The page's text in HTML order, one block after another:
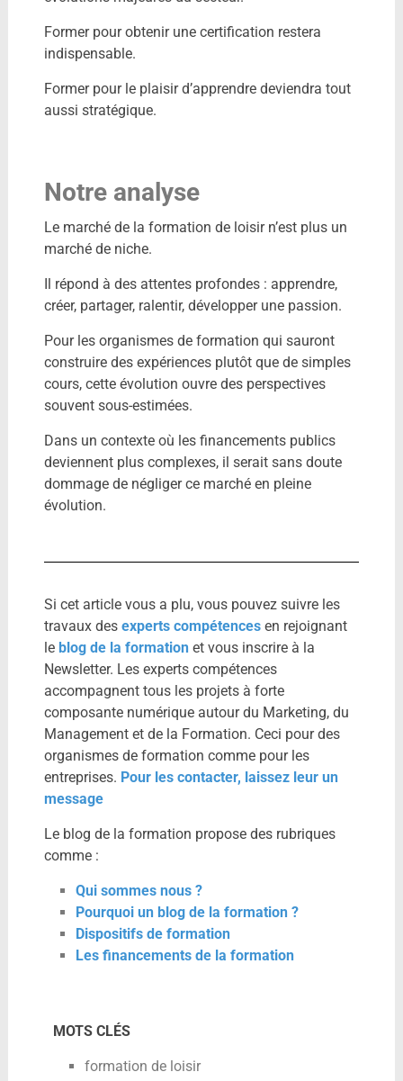
Former pour obtenir une certification restera
indispensable.
Former pour le plaisir d’apprendre deviendra tout
aussi stratégique.
Notre analyse
Le marché de la formation de loisir n’est plus un
marché de niche.
Il répond à des attentes profondes : apprendre,
créer, partager, ralentir, développer une passion.
Pour les organismes de formation qui sauront
construire des expériences plutôt que de simples
cours, cette évolution ouvre des perspectives
souvent sous-estimées.
Dans un contexte où les financements publics
deviennent plus complexes, il serait sans doute
dommage de négliger ce marché en pleine
évolution.
Si cet article vous a plu, vous pouvez suivre les
travaux des experts compétencesen rejoignant
le blog de la formation et vous inscrire à la
Newsletter. Les experts compétences
accompagnent tous les projets à forte
composante numérique autour du Marketing, du
Management et de la Formation. Ceci pour des
organismes de formation comme pour les
entreprises. Pour les contacter, laissez leur un
message
Le blog de la formation propose des rubriques
comme :
Qui sommes nous ?
Pourquoi un blog de la formation ?
Dispositifs de formation
Les financements de la formation
MOTS CLÉS
formation de loisir